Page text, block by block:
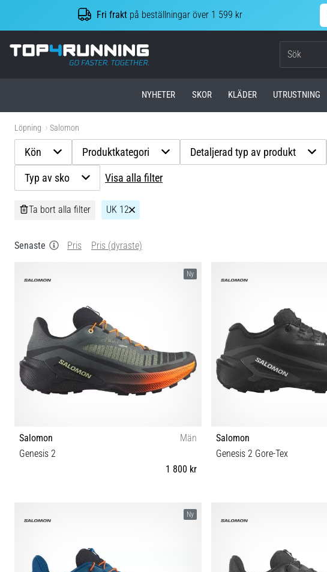
Fri frakt på beställningar över 1 599 kr
Top4Running.se
NYHETER SKOR KLÄDER UTRUSTNING
Löpning Salomon
Kön Produktkategori Detaljerad typ av produkt
Typ av sko Visa alla filter
Ta bort alla filter UK 12
Senaste Pris Pris (dyraste)
Ny
Salomon
Män
Genesis 2
1 800 kr
Salomon
Genesis 2 Gore-Tex
Ny